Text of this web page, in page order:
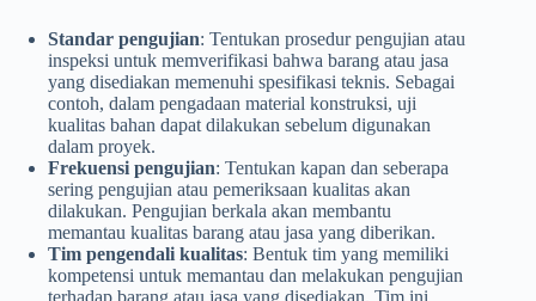
Standar pengujian: Tentukan prosedur pengujian atau
inspeksi untuk memverifikasi bahwa barang atau jasa
yang disediakan memenuhi spesifikasi teknis. Sebagai
contoh, dalam pengadaan material konstruksi, uji
kualitas bahan dapat dilakukan sebelum digunakan
dalam proyek.
Frekuensi pengujian: Tentukan kapan dan seberapa
sering pengujian atau pemeriksaan kualitas akan
dilakukan. Pengujian berkala akan membantu
memantau kualitas barang atau jasa yang diberikan.
Tim pengendali kualitas: Bentuk tim yang memiliki
kompetensi untuk memantau dan melakukan pengujian
terhadap barang atau jasa yang disediakan. Tim ini